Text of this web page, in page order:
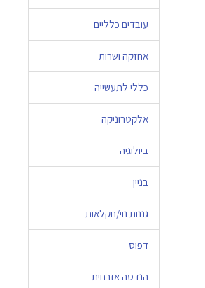
עובדים כלליים
אחזקה ושרות
כללי לתעשייה
אלקטרוניקה
ביולוגיה
בניין
גננות נוי/חקלאות
דפוס
הנדסה אזרחית